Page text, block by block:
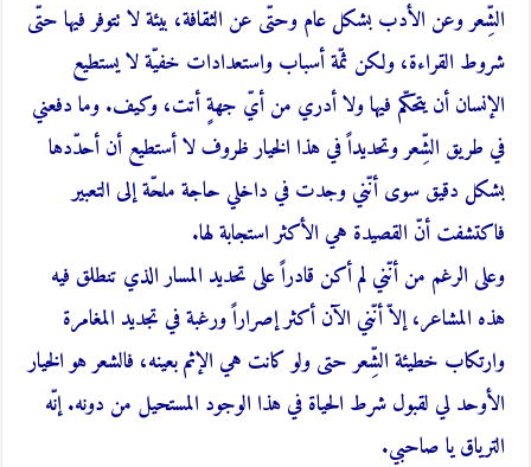
الشِّعر وعن الأدب بشكل عام وحتّى عن الثقافة، بيئة لا تتوفر فيها حتّى
شروط القراءة، ولكن ثمّة أسباب واستعدادات خفيّة لا يستطيع
الإنسان أن يتحكّم فيها ولا أدري من أيّ جهةٍ أتت، وكيف. وما دفعني
في طريق الشِّعر وتحديداً في هذا الخيار ظروف لا أستطيع أن أحدّدها
بشكل دقيق سوى أنّني وجدت في داخلي حاجة ملحّة إلى التعبير
فاكتشفت أنّ القصيدة هي الأكثر استجابة لها.
وعلى الرغم من أنّني لم أكن قادراً على تحديد المسار الذي تنطلق فيه
هذه المشاعر، إلاّ أنّني الآن أكثر إصراراً ورغبة في تجديد المغامرة
وارتكاب خطيئة الشِّعر حتى ولو كانت هي الإثم بعينه، فالشعر هو الخيار
الأوحد لي لقبول شرط الحياة في هذا الوجود المستحيل من دونه. إنّه
الترياق يا صاحبي.